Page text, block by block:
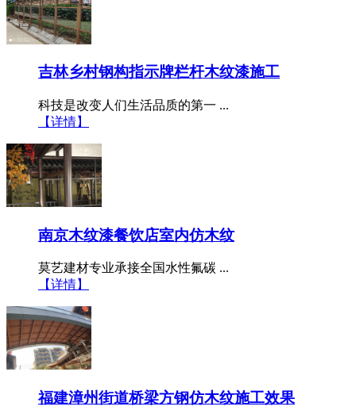
吉林乡村钢构指示牌栏杆木纹漆施工
科技是改变人们生活品质的第一 ...
【详情】
南京木纹漆餐饮店室内仿木纹
莫艺建材专业承接全国水性氟碳 ...
【详情】
福建漳州街道桥梁方钢仿木纹施工效果